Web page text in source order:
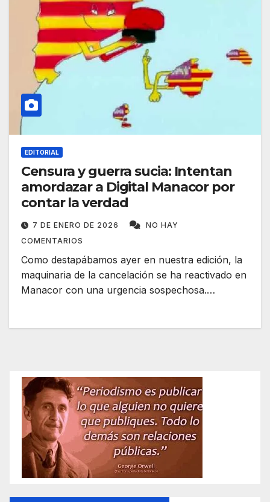
EDITORIAL
Censura y guerra sucia: Intentan
amordazar a Digital Manacor por
contar la verdad
7 DE ENERO DE 2026
NO HAY
COMENTARIOS
Como destapábamos ayer en nuestra edición, la
maquinaria de la cancelación se ha reactivado en
Manacor con una urgencia sospechosa.…